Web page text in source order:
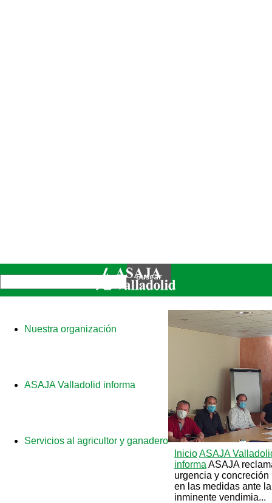
Nuestra organización
ASAJA Valladolid informa
Servicios al agricultor y ganadero
InicioASAJA
informa ASAJA
urgencia y concreción
en las medidas ante la
inminente vendimia...